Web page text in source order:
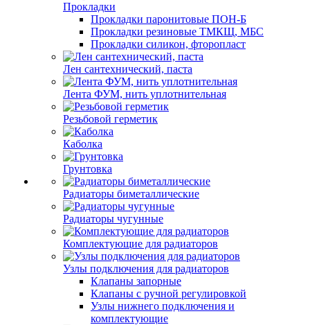
Прокладки
Прокладки паронитовые ПОН-Б
Прокладки резиновые ТМКЩ, МБС
Прокладки силикон, фторопласт
Лен сантехнический, паста
Лента ФУМ, нить уплотнительная
Резьбовой герметик
Каболка
Грунтовка
Радиаторы биметаллические
Радиаторы чугунные
Комплектующие для радиаторов
Узлы подключения для радиаторов
Клапаны запорные
Клапаны с ручной регулировкой
Узлы нижнего подключения и
комплектующие